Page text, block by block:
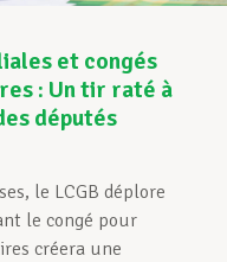
et congés
: Un tir raté à
députés
le LCGB déplore
le congé pour
créera une